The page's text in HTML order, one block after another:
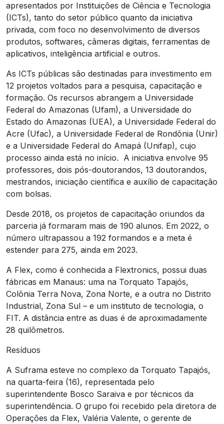
apresentados por Instituições de Ciência e Tecnologia
(ICTs), tanto do setor público quanto da iniciativa
privada, com foco no desenvolvimento de diversos
produtos, softwares, câmeras digitais, ferramentas de
aplicativos, inteligência artificial e outros.
As ICTs públicas são destinadas para investimento em
12 projetos voltados para a pesquisa, capacitação e
formação. Os recursos abrangem a Universidade
Federal do Amazonas (Ufam), a Universidade do
Estado do Amazonas (UEA), a Universidade Federal do
Acre (Ufac), a Universidade Federal de Rondônia (Unir)
e a Universidade Federal do Amapá (Unifap), cujo
processo ainda está no início. A iniciativa envolve 95
professores, dois pós-doutorandos, 13 doutorandos,
mestrandos, iniciação científica e auxílio de capacitação
com bolsas.
Desde 2018, os projetos de capacitação oriundos da
parceria já formaram mais de 190 alunos. Em 2022, o
número ultrapassou a 192 formandos e a meta é
estender para 275, ainda em 2023.
A Flex, como é conhecida a Flextronics, possui duas
fábricas em Manaus: uma na Torquato Tapajós,
Colônia Terra Nova, Zona Norte, e a outra no Distrito
Industrial, Zona Sul – e um instituto de tecnologia, o
FIT. A distância entre as duas é de aproximadamente
28 quilômetros.
Resíduos
A Suframa esteve no complexo da Torquato Tapajós,
na quarta-feira (16), representada pelo
superintendente Bosco Saraiva e por técnicos da
superintendência. O grupo foi recebido pela diretora de
Operações da Flex, Valéria Valente, o gerente de